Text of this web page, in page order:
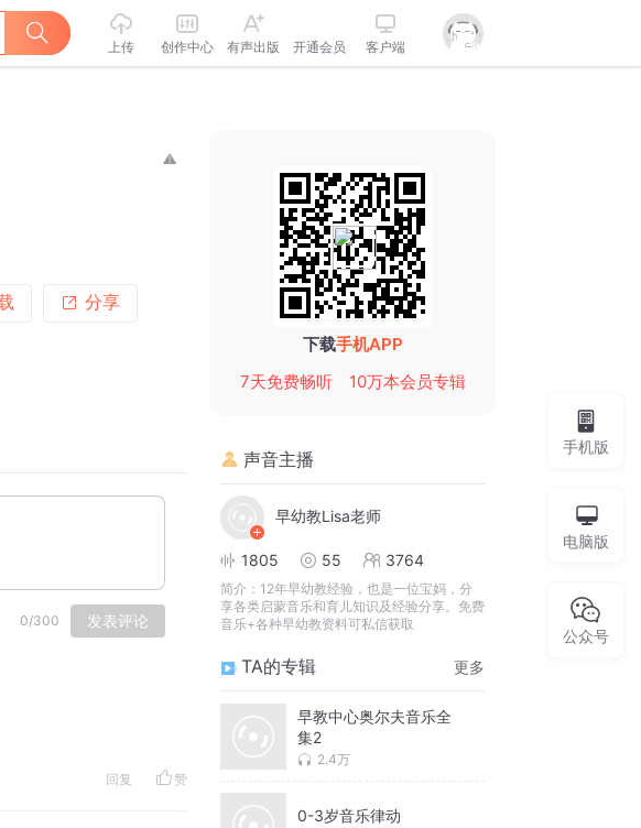
上传 创作中心 有声出版 开通会员 客户端
分享
0/300 发表评论
回复 赞
下载手机APP
7天免费畅听
10万本会员专辑
声音主播
早幼教Lisa老师
1805 55 3764
简介： 12年早幼教经验，也是一位宝妈，分
享各类启蒙音乐和育儿知识及经验分享。免费
音乐+各种早幼教资料可私信获取
TA的专辑 更多
早教中心奥尔夫音乐全
集2
2.4万
0-3岁音乐律动
手机版
电脑版
公众号